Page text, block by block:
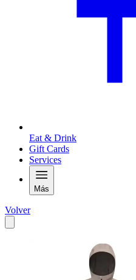
Eat & Drink
Gift Cards
Services
Más
Volver